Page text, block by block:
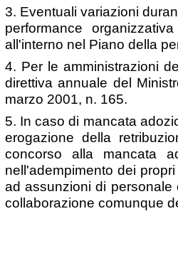
3. Eventuali variazioni
performance
all'interno nel Piano della
4. Per le amministrazioni
direttiva annuale del
marzo 2001, n. 165.
5. In caso di mancata
erogazione della
concorso alla mancata
nell'adempimento dei
ad assunzioni di
collaborazione comunque